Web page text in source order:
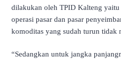
dilakukan oleh TPID Kalteng yaitu
operasi pasar dan pasar
komoditas yang sudah turun tidak
“Sedangkan untuk jangka